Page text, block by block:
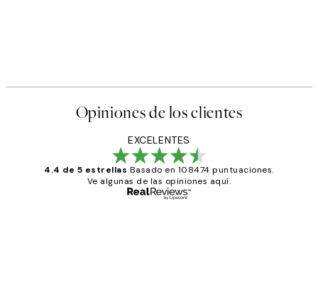
Opiniones de los clientes
EXCELENTES
4.4 de 5 estrellas Basado en 108474 puntuaciones.
Ve algunas de las opiniones aquí.